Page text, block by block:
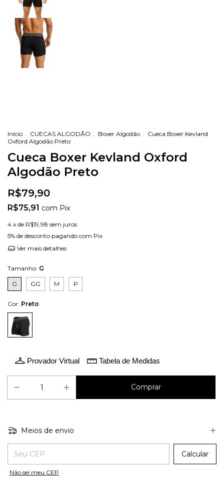
Início . CUECAS ALGODÃO . Boxer Algodão . Cueca Boxer Kevland
Oxford Algodão Preto
Cueca Boxer Kevland Oxford
Algodão Preto
R$79,90
R$75,91 com Pix
4 x de R$19,98 sem juros
5% de desconto pagando com Pix
Ver mais detalhes
Tamanho: G
G GG M P
Cor: Preto
Provador Virtual Tabela de Medidas
Meios de envio
Entregas para o CEP:
Calcular
Não sei meu CEP